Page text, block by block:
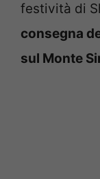
festività di
consegna
sul Monte